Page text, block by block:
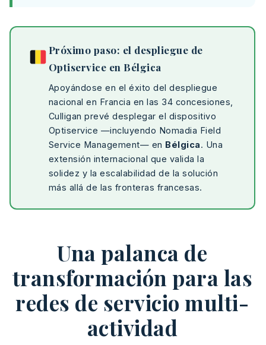
Próximo paso: el despliegue de
Optiservice en Bélgica
Apoyándose en el éxito del despliegue
nacional en Francia en las 34 concesiones,
Culligan prevé desplegar el dispositivo
Optiservice —incluyendo Nomadia Field
Service Management— en Bélgica. Una
extensión internacional que valida la
solidez y la escalabilidad de la solución
más allá de las fronteras francesas.
Una palanca de
transformación para las
redes de servicio multi-
actividad